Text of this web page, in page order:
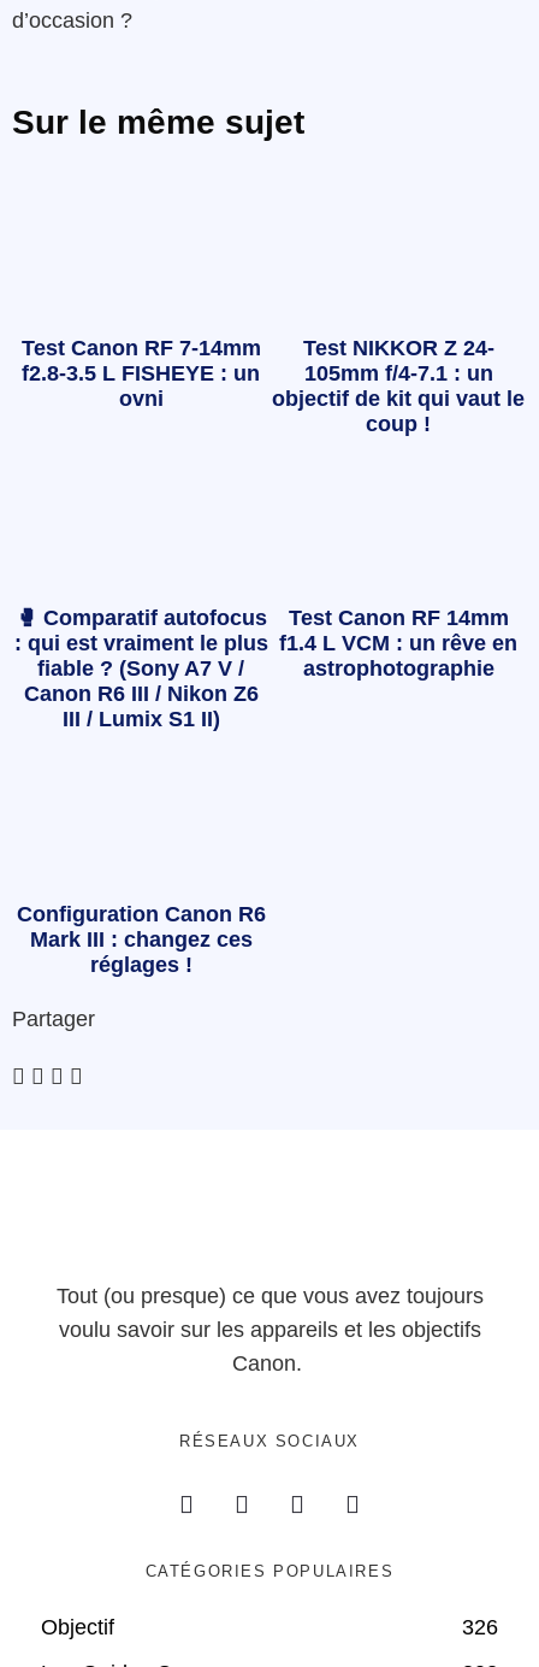
d’occasion ?
Sur le même sujet
Test Canon RF 7-14mm
f2.8-3.5 L FISHEYE : un
ovni
Test NIKKOR Z 24-
105mm f/4-7.1 : un
objectif de kit qui vaut le
coup !
🥊 Comparatif autofocus
: qui est vraiment le plus
fiable ? (Sony A7 V /
Canon R6 III / Nikon Z6
III / Lumix S1 II)
Test Canon RF 14mm
f1.4 L VCM : un rêve en
astrophotographie
Configuration Canon R6
Mark III : changez ces
réglages !
Partager
Tout (ou presque) ce que vous avez toujours
voulu savoir sur les appareils et les objectifs
Canon.
RÉSEAUX SOCIAUX
CATÉGORIES POPULAIRES
Objectif
326